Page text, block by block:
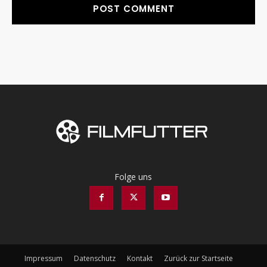
Folge uns
Impressum Datenschutz Kontakt
Zurück zur Startseite